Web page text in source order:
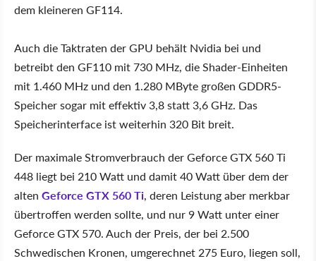
dem kleineren GF114.
Auch die Taktraten der GPU behält Nvidia bei und
betreibt den GF110 mit 730 MHz, die Shader-Einheiten
mit 1.460 MHz und den 1.280 MByte großen GDDR5-
Speicher sogar mit effektiv 3,8 statt 3,6 GHz. Das
Speicherinterface ist weiterhin 320 Bit breit.
Der maximale Stromverbrauch der Geforce GTX 560 Ti
448 liegt bei 210 Watt und damit 40 Watt über dem der
alten Geforce GTX 560 Ti, deren Leistung aber merkbar
übertroffen werden sollte, und nur 9 Watt unter einer
Geforce GTX 570. Auch der Preis, der bei 2.500
Schwedischen Kronen, umgerechnet 275 Euro, liegen soll,